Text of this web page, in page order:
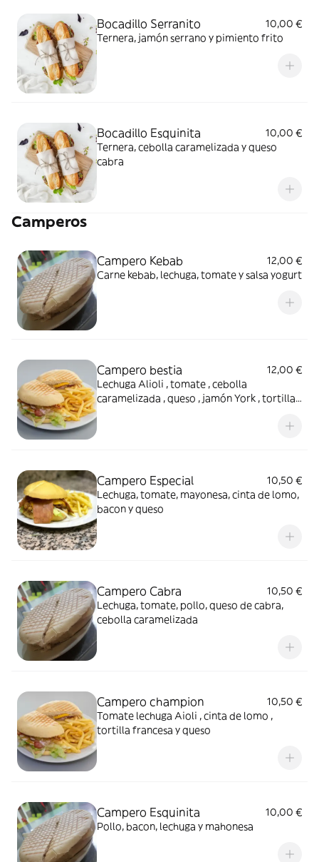
Bocadillo Serranito
10,00 €
Ternera, jamón serrano y pimiento frito
Bocadillo Esquinita
10,00 €
Ternera, cebolla caramelizada y queso
cabra
Camperos
Campero Kebab
12,00 €
Carne kebab, lechuga, tomate y salsa yogurt
Campero bestia
12,00 €
Lechuga Alioli , tomate , cebolla
caramelizada , queso , jamón York , tortilla
Campero Especial
10,50 €
Lechuga, tomate, mayonesa, cinta de lomo,
bacon y queso
Campero Cabra
10,50 €
Lechuga, tomate, pollo, queso de cabra,
cebolla caramelizada
Campero champion
10,50 €
Tomate lechuga Aioli , cinta de lomo ,
tortilla francesa y queso
Campero Esquinita
10,00 €
Pollo, bacon, lechuga y mahonesa